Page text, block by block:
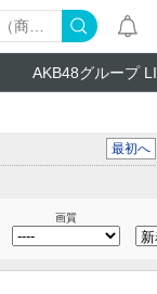
AKB48グループ
最初へ
画質